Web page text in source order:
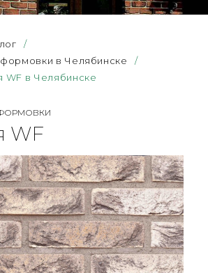
/
в Челябинске
/
WF в Челябинске
WF